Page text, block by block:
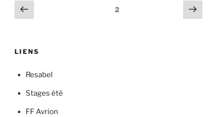
Pagination
des
Page
précédente
Page2
Page
LIENS
Resabel
Stages été
FF Avrion